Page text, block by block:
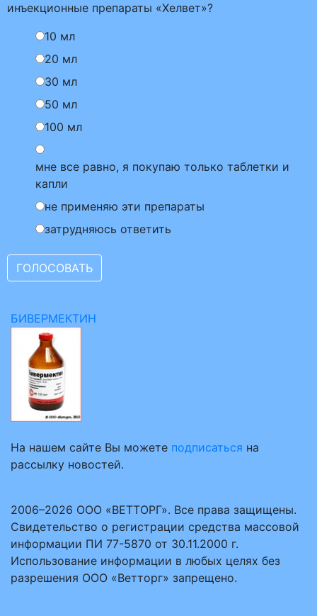
инъекционные препараты «Хелвет»?
10 мл
20 мл
30 мл
50 мл
100 мл
мне все равно, я покупаю только таблетки и
капли
не применяю эти препараты
затрудняюсь ответить
БИВЕРМЕКТИН
На нашем сайте Вы можете подписаться на
рассылку новостей.
2006–2026 ООО «ВЕТТОРГ». Все права защищены.
Свидетельство о регистрации средства массовой
информации ПИ 77-5870 от 30.11.2000 г.
Использование информации в любых целях без
разрешения ООО «Ветторг» запрещено.